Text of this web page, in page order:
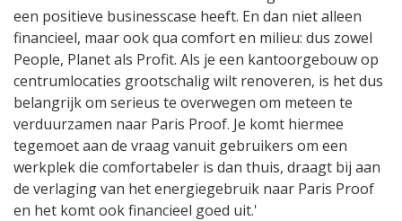
een positieve businesscase heeft. En dan niet alleen
financieel, maar ook qua comfort en milieu: dus zowel
People, Planet als Profit. Als je een kantoorgebouw op
centrumlocaties grootschalig wilt renoveren, is het dus
belangrijk om serieus te overwegen om meteen te
verduurzamen naar Paris Proof. Je komt hiermee
tegemoet aan de vraag vanuit gebruikers om een
werkplek die comfortabeler is dan thuis, draagt bij aan
de verlaging van het energiegebruik naar Paris Proof
en het komt ook financieel goed uit.'